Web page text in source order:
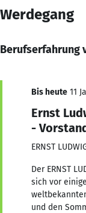
Werdegang
Berufserfahrung
Bis heute 11
Ernst
-
ERNST
Der ERNST
sich vor
und den